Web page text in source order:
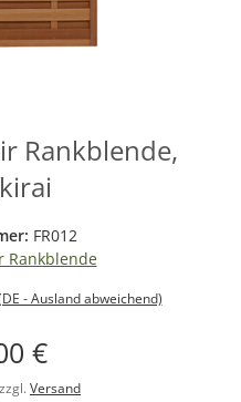
Rankblende,
FR012
Rankblende
- Ausland abweichend)
€
Versand